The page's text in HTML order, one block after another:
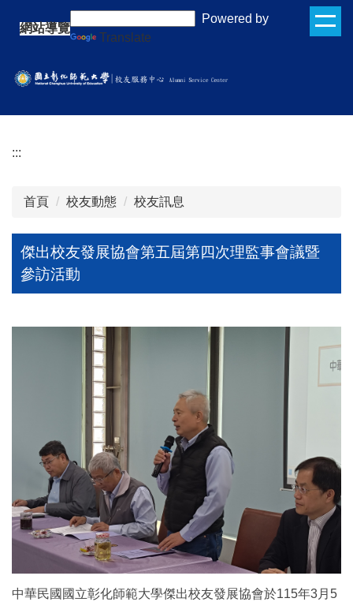
要
內
網站導覽
Powered by
Translate
:::
首頁 校友動態 校友訊息
傑出校友發展協會第五屆第四次理監事會議暨
參訪活動
中華民國國立彰化師範大學傑出校友發展協會於115年3月5